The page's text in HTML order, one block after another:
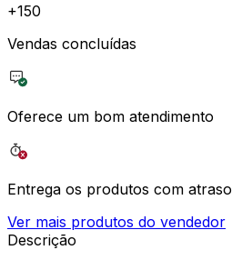
+150
Vendas concluídas
Oferece um bom atendimento
Entrega os produtos com atraso
Ver mais produtos do vendedor
Descrição